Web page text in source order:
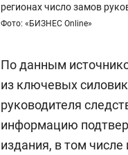
регионах число замов
Фото: «БИЗНЕС Online»
По данным
из ключевых
руководителя
информацию
издания, в том